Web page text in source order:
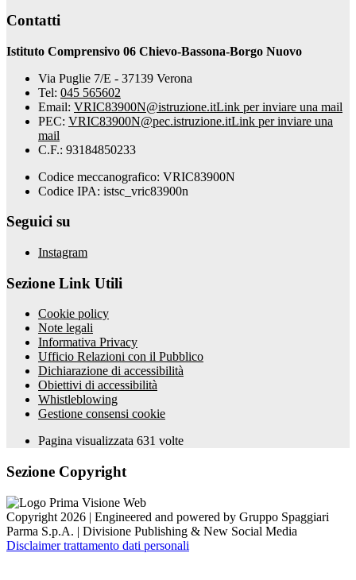
Contatti
Istituto Comprensivo 06 Chievo-Bassona-Borgo Nuovo
Via Puglie 7/E - 37139 Verona
Tel: 045 565602
Email: VRIC83900N@istruzione.itLink per inviare una mail
PEC: VRIC83900N@pec.istruzione.itLink per inviare una
mail
C.F.: 93184850233
Codice meccanografico: VRIC83900N
Codice IPA: istsc_vric83900n
Seguici su
Instagram
Sezione Link Utili
Cookie policy
Note legali
Informativa Privacy
Ufficio Relazioni con il Pubblico
Dichiarazione di accessibilità
Obiettivi di accessibilità
Whistleblowing
Gestione consensi cookie
Pagina visualizzata 631 volte
Sezione Copyright
Copyright 2026 | Engineered and powered by Gruppo Spaggiari
Parma S.p.A. | Divisione Publishing & New Social Media
Disclaimer trattamento dati personali